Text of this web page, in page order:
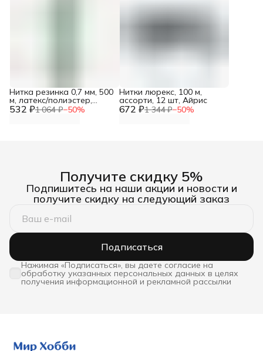
532 ₽1 064 ₽−50%
Нитка резинка 0,7 мм, 500
м, латекс/полиэстер,
Айрис 672 ₽1 344 ₽−50%
Нитки люрекс, 100 м,
ассорти, 12 шт, Айрис
Получите скидку 5%
Подпишитесь на наши акции и новости и
получите скидку на следующий заказ
Подписаться
Нажимая «Подписаться», вы даете согласие на
обработку указанных персональных данных в целях
получения информационной и рекламной рассылки